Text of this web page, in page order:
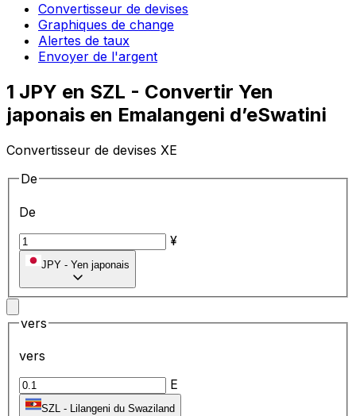
Convertisseur de devises
Graphiques de change
Alertes de taux
Envoyer de l'argent
1 JPY en SZL - Convertir Yen
japonais en Emalangeni d’eSwatini
Convertisseur de devises XE
De
De
¥
JPY - Yen japonais
vers
vers
E
SZL - Lilangeni du Swaziland